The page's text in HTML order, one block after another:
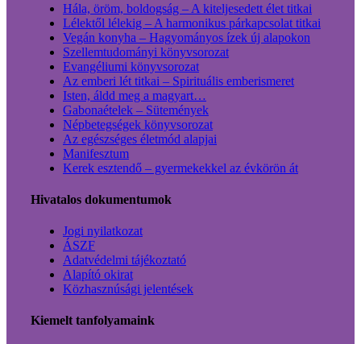
Hála, öröm, boldogság – A kiteljesedett élet titkai
Lélektől lélekig – A harmonikus párkapcsolat titkai
Vegán konyha – Hagyományos ízek új alapokon
Szellemtudományi könyvsorozat
Evangéliumi könyvsorozat
Az emberi lét titkai – Spirituális emberismeret
Isten, áldd meg a magyart…
Gabonaételek – Sütemények
Népbetegségek könyvsorozat
Az egészséges életmód alapjai
Manifesztum
Kerek esztendő – gyermekekkel az évkörön át
Hivatalos dokumentumok
Jogi nyilatkozat
ÁSZF
Adatvédelmi tájékoztató
Alapító okirat
Közhasznúsági jelentések
Kiemelt tanfolyamaink